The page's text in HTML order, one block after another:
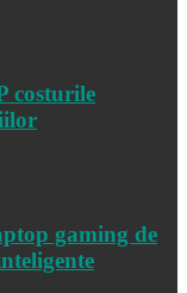
costurile
gaming de